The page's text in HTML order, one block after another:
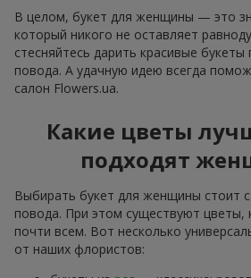
В целом, букет для женщины — это
который никого не оставляет
стесняйтесь дарить красивые букеты
повода. А удачную идею всегда
салон Flowers.ua.
Какие цветы
подходят
Выбирать букет для женщины стоит
повода. При этом существуют цветы,
почти всем. Вот несколько
от наших флористов: